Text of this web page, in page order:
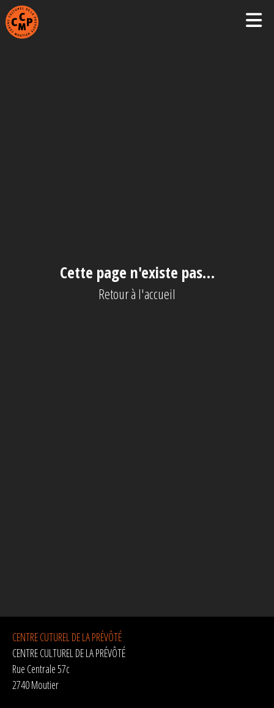
Cette page n'existe pas…
Retour à l'accueil
CENTRE CUTUREL DE LA PRÉVÔTÉ
CENTRE CULTUREL DE LA PRÉVÔTÉ
Rue Centrale 57c
2740 Moutier